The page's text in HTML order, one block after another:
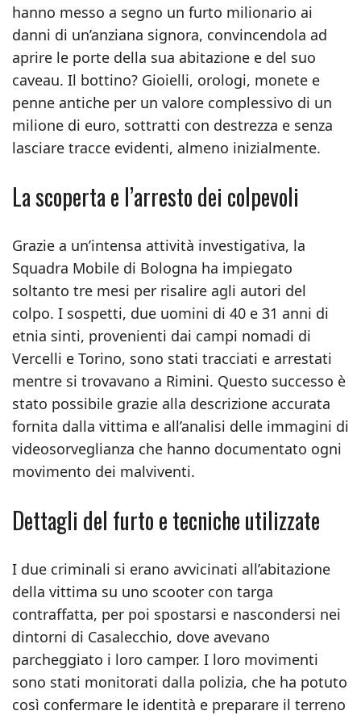
hanno messo a segno un furto milionario ai
danni di un’anziana signora, convincendola ad
aprire le porte della sua abitazione e del suo
caveau. Il bottino? Gioielli, orologi, monete e
penne antiche per un valore complessivo di un
milione di euro, sottratti con destrezza e senza
lasciare tracce evidenti, almeno inizialmente.
La scoperta e l’arresto dei colpevoli
Grazie a un’intensa attività investigativa, la
Squadra Mobile di Bologna ha impiegato
soltanto tre mesi per risalire agli autori del
colpo. I sospetti, due uomini di 40 e 31 anni di
etnia sinti, provenienti dai campi nomadi di
Vercelli e Torino, sono stati tracciati e arrestati
mentre si trovavano a Rimini. Questo successo è
stato possibile grazie alla descrizione accurata
fornita dalla vittima e all’analisi delle immagini di
videosorveglianza che hanno documentato ogni
movimento dei malviventi.
Dettagli del furto e tecniche utilizzate
I due criminali si erano avvicinati all’abitazione
della vittima su uno scooter con targa
contraffatta, per poi spostarsi e nascondersi nei
dintorni di Casalecchio, dove avevano
parcheggiato i loro camper. I loro movimenti
sono stati monitorati dalla polizia, che ha potuto
così confermare le identità e preparare il terreno